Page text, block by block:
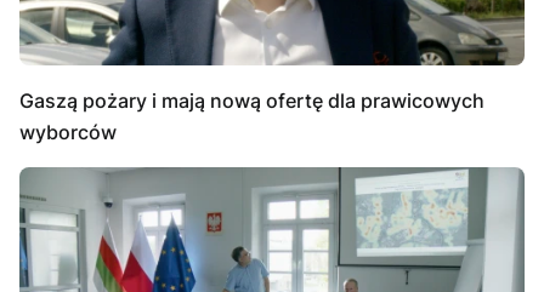
Gaszą pożary i mają nową ofertę dla prawicowych
wyborców